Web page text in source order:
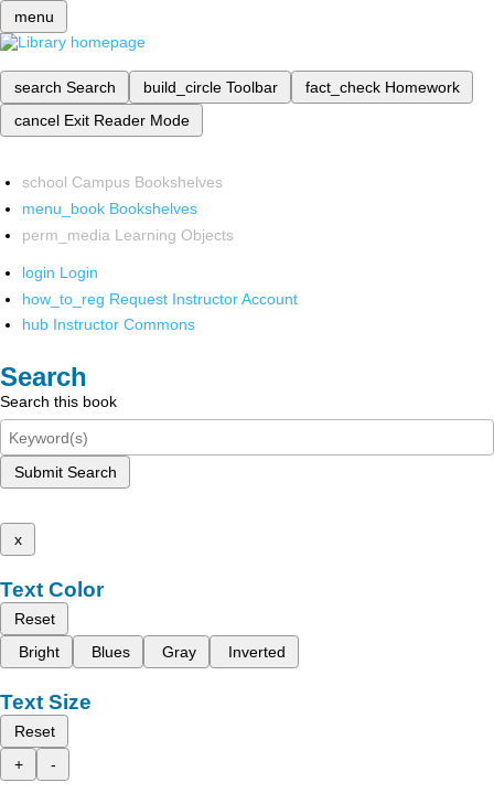
menu
search Search build_circle Toolbar fact_check Homework
cancel Exit Reader Mode
school Campus Bookshelves
menu_book Bookshelves
perm_media Learning Objects
login Login
how_to_reg Request Instructor Account
hub Instructor Commons
Search
Search this book
Submit Search
x
Text Color
Reset
Bright
Blues Gray Inverted
Text Size
Reset
+
-